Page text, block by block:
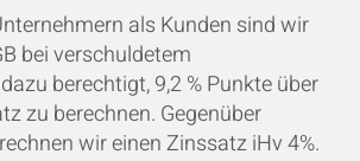
als Kunden sind wir
bei verschuldetem
berechtigt, 9,2 % Punkte über
zu berechnen. Gegenüber
wir einen Zinssatz iHv 4%.